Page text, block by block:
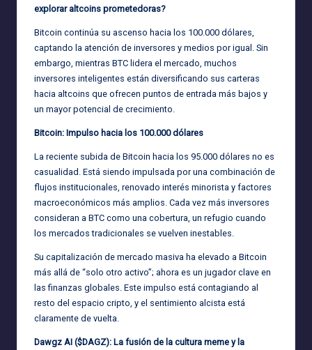
explorar altcoins prometedoras?
Bitcoin continúa su ascenso hacia los 100.000 dólares,
captando la atención de inversores y medios por igual. Sin
embargo, mientras BTC lidera el mercado, muchos
inversores inteligentes están diversificando sus carteras
hacia altcoins que ofrecen puntos de entrada más bajos y
un mayor potencial de crecimiento.
Bitcoin: Impulso hacia los 100.000 dólares
La reciente subida de Bitcoin hacia los 95.000 dólares no es
casualidad. Está siendo impulsada por una combinación de
flujos institucionales, renovado interés minorista y factores
macroeconómicos más amplios. Cada vez más inversores
consideran a BTC como una cobertura, un refugio cuando
los mercados tradicionales se vuelven inestables.
Su capitalización de mercado masiva ha elevado a Bitcoin
más allá de “solo otro activo”; ahora es un jugador clave en
las finanzas globales. Este impulso está contagiando al
resto del espacio cripto, y el sentimiento alcista está
claramente de vuelta.
Dawgz AI ($DAGZ): La fusión de la cultura meme y la